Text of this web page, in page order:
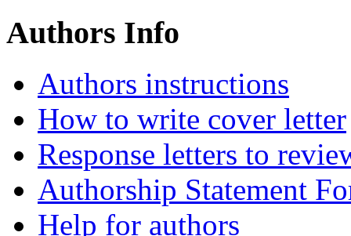
Authors Info
Authors instructions
How to write cover letter
Response letters to
Authorship Statement
Help for authors